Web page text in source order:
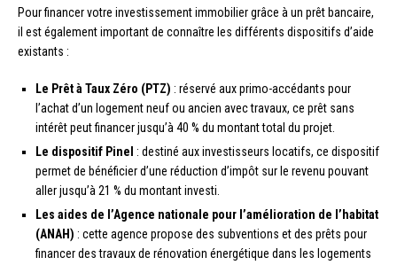
Pour financer votre investissement immobilier grâce à un prêt bancaire,
il est également important de connaître les différents dispositifs d’aide
existants :
Le Prêt à Taux Zéro (PTZ) : réservé aux primo-accédants pour
l’achat d’un logement neuf ou ancien avec travaux, ce prêt sans
intérêt peut financer jusqu’à 40 % du montant total du projet.
Le dispositif Pinel : destiné aux investisseurs locatifs, ce dispositif
permet de bénéficier d’une réduction d’impôt sur le revenu pouvant
aller jusqu’à 21 % du montant investi.
Les aides de l’Agence nationale pour l’amélioration de l’habitat
(ANAH) : cette agence propose des subventions et des prêts pour
financer des travaux de rénovation énergétique dans les logements